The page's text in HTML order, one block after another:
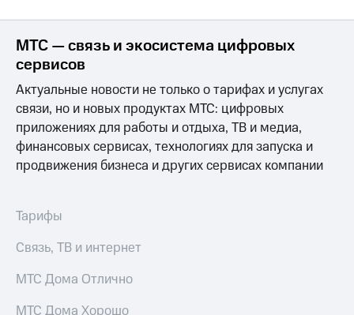
Premium
Подписка
на гигабайты
фильмы,
музыка
и многое
другое
Семейная
общие
подписки
и услуги,
доступ
к геолокации
Сертификаты
Всё
рукой
в Мой МТС
Посмотрите,
что
полезного
КИОН
КИОН
МТС — связь и экосистема цифровых
сервисов
Актуальные новости не только о тарифах и услугах
связи, но и новых продуктах МТС: цифровых
приложениях для работы и отдыха, ТВ и медиа,
финансовых сервисах, технологиях для запуска и
продвижения бизнеса и других сервисах компании
Тарифы
Связь, ТВ и интернет
МТС Дома Отлично